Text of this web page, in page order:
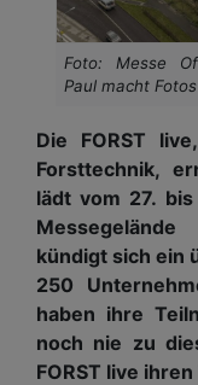
Foto: Messe
Paul macht Fotos
Die FORST
Forsttechnik,
lädt vom 27.
kündigt sich ein
250
haben ihre
noch nie zu
FORST live